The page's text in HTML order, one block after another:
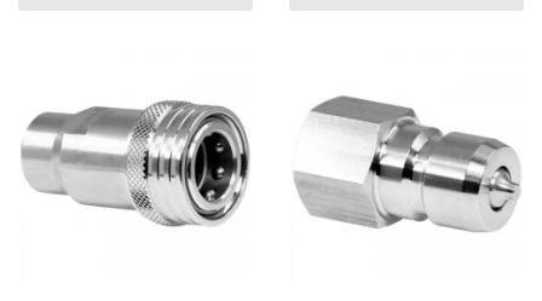
パイプラインに適してお
ク継手との組み合わせで設
計されているため、工具な
しでパイプラインの接続・
切断が可能で、迅速、信頼
パイプラインに適してお
ク継手との組み合わせで設
計されているため、工具な
しでパイプラインの接続・
切断が可能で、迅速、信頼